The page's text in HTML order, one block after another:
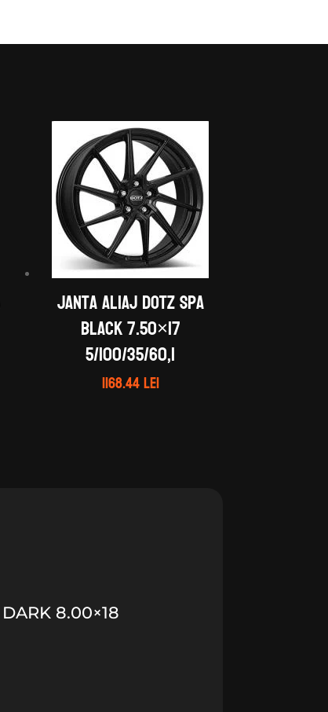
Janta aliaj DOTZ Spa
black 7.50×17
5/100/35/60,1
1168.44lei
8.00×18